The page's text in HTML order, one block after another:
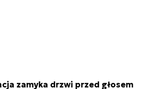
zamyka drzwi przed głosem